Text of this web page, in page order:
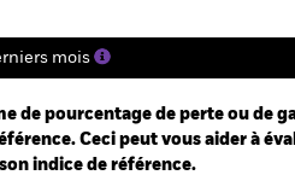
mois
de pourcentage de perte ou de
Ceci peut vous aider à
indice de référence.